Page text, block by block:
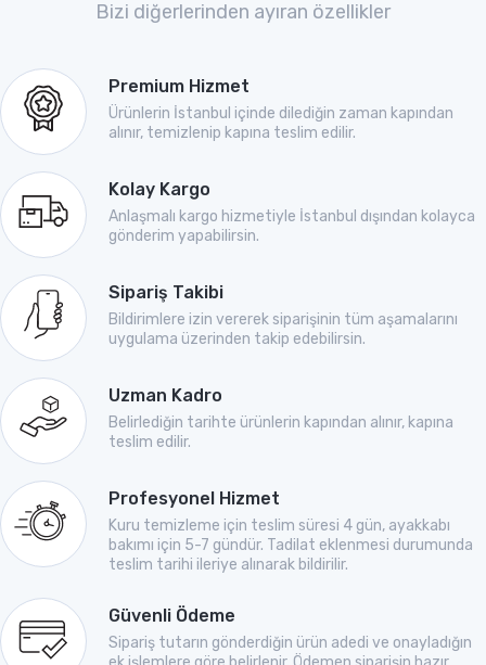
Bizi diğerlerinden ayıran özellikler
Premium Hizmet
Ürünlerin İstanbul içinde dilediğin zaman kapından
alınır, temizlenip kapına teslim edilir.
Kolay Kargo
Anlaşmalı kargo hizmetiyle İstanbul dışından kolayca
gönderim yapabilirsin.
Sipariş Takibi
Bildirimlere izin vererek siparişinin tüm aşamalarını
uygulama üzerinden takip edebilirsin.
Uzman Kadro
Belirlediğin tarihte ürünlerin kapından alınır, kapına
teslim edilir.
Profesyonel Hizmet
Kuru temizleme için teslim süresi 4 gün, ayakkabı
bakımı için 5-7 gündür. Tadilat eklenmesi durumunda
teslim tarihi ileriye alınarak bildirilir.
Güvenli Ödeme
Sipariş tutarın gönderdiğin ürün adedi ve onayladığın